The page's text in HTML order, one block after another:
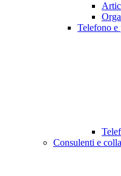
Telefono e
Consulenti e